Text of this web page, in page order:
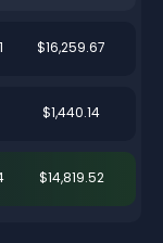
$16,259.67
$1,440.14
$14,819.52